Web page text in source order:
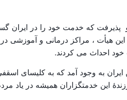
هیأت ، مراکز درمانی و آموزشی
خود احداث می کردند.
و مذهبی ، در سال ۱۹۱۳ کلیساهای اَنگلیکن
این خدمتگزاران همیشه در یاد